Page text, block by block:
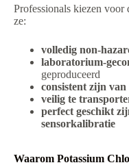
Professionals kiezen voor
ze:
volledig non-
laboratorium-
geproduceerd
consistent zijn
veilig te
perfect geschikt
sensorkalibratie
Waarom Potassium